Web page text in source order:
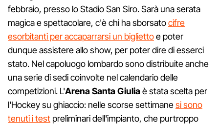
febbraio, presso lo Stadio San Siro. Sarà una serata
magica e spettacolare, c'è chi ha sborsatocifre
esorbitanti per accaparrarsi un bigliettoe poter
dunque assistere allo show, per poter dire di esserci
stato. Nel capoluogo lombardo sono distribuite anche
una serie di sedi coinvolte nel calendario delle
competizioni. L'Arena Santa Giuliaè stata scelta per
l'Hockey su ghiaccio: nelle scorse settimanesi sono
tenuti i test preliminari dell'impianto, che purtroppo